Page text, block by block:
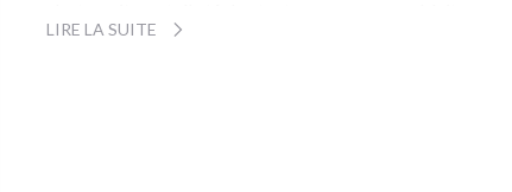
parfaite. Il fut le professeur direct ou indirect de presque
LIRE LA SUITE